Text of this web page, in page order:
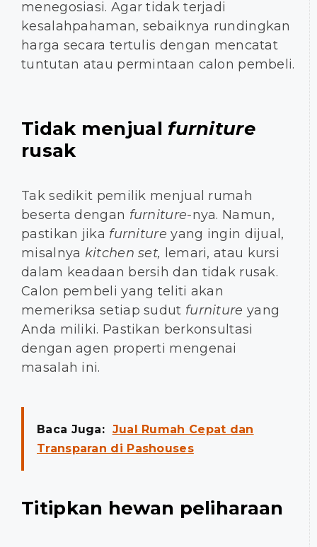
menegosiasi. Agar tidak terjadi
kesalahpahaman, sebaiknya rundingkan
harga secara tertulis dengan mencatat
tuntutan atau permintaan calon pembeli.
Tidak menjual furniture
rusak
Tak sedikit pemilik menjual rumah
beserta dengan furniture-nya. Namun,
pastikan jika furnitureyang ingin dijual,
misalnya kitchen set, lemari, atau kursi
dalam keadaan bersih dan tidak rusak.
Calon pembeli yang teliti akan
memeriksa setiap sudut furniture yang
Anda miliki. Pastikan berkonsultasi
dengan agen properti mengenai
masalah ini.
Baca Juga: Jual Rumah Cepat dan
Transparan di Pashouses
Titipkan hewan peliharaan